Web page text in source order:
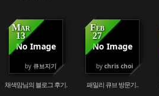
No Image
Mar
13
by 큐브지기
138275
채색맘님의 블로그 후기.
No Image
Feb
27
by chris choi
82507
패밀리 큐브 방문기..